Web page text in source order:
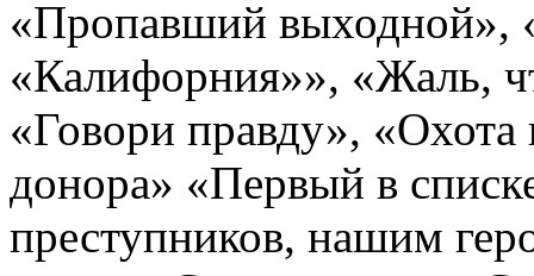
«Пропавший выходной»,
«Калифорния»», «Жаль,
«Говори правду»,
донора» «Первый в
преступников, нашим